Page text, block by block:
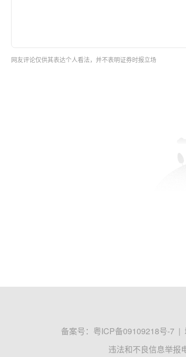
网友评论仅供其表达个人看法，并不表明证券时报立场
备案号： 粤ICP备09109218号-7 |
违法和不良信息举报